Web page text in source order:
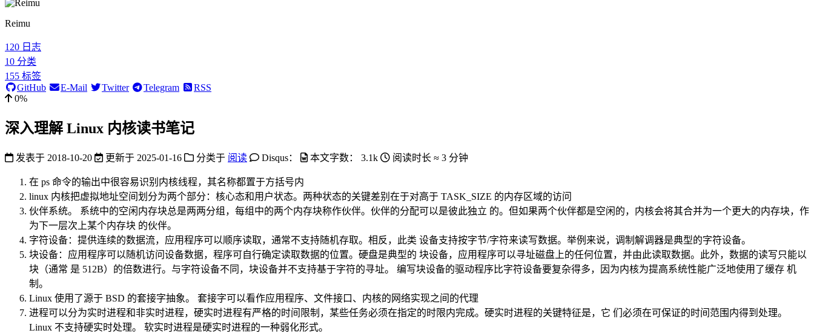
Reimu
120 日志
10 分类
155 标签
GitHub
E-Mail Twitter Telegram
RSS
0%
深入理解 Linux 内核读书笔记
发表于 2018-10-20 更新于 2025-01-16 分类于 阅读 Disqus： 本文字数： 3.1k 阅读时长 ≈ 3 分钟
在 ps 命令的输出中很容易识别内核线程，其名称都置于方括号内
linux 内核把虚拟地址空间划分为两个部分：核心态和用户状态。两种状态的关键差别在于对高于 TASK_SIZE 的内存区域的访问
伙伴系统。 系统中的空闲内存块总是两两分组，每组中的两个内存块称作伙伴。伙伴的分配可以是彼此独立 的。但如果两个伙伴都是空闲的，内核会将其合并为一个更大的内存块，作
为下一层次上某个内存块 的伙伴。
字符设备：提供连续的数据流，应用程序可以顺序读取，通常不支持随机存取。相反，此类 设备支持按字节/字符来读写数据。举例来说，调制解调器是典型的字符设备。
块设备：应用程序可以随机访问设备数据，程序可自行确定读取数据的位置。硬盘是典型的 块设备，应用程序可以寻址磁盘上的任何位置，并由此读取数据。此外，数据的读写只能以
块（通常 是 512B）的倍数进行。与字符设备不同，块设备并不支持基于字符的寻址。 编写块设备的驱动程序比字符设备要复杂得多，因为内核为提高系统性能广泛地使用了缓存 机
制。
Linux 使用了源于 BSD 的套接字抽象。 套接字可以看作应用程序、文件接口、内核的网络实现之间的代理
进程可以分为实时进程和非实时进程，硬实时进程有严格的时间限制，某些任务必须在指定的时限内完成。硬实时进程的关键特征是，它 们必须在可保证的时间范围内得到处理。
Linux 不支持硬实时处理。 软实时进程是硬实时进程的一种弱化形式。